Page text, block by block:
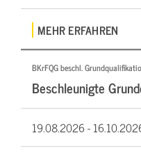
MEHR ERFAHREN
BKrFQG beschl.
Beschleunigte
19.08.2026 -